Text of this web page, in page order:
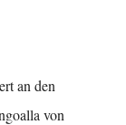
an den
von